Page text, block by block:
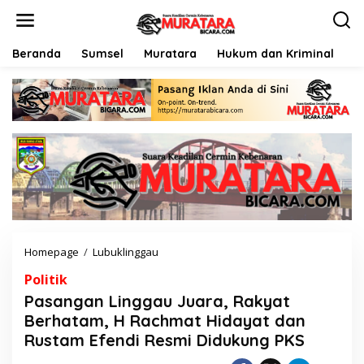
Beranda Sumsel Muratara Hukum dan Kriminal
Homepage / Lubuklinggau
a
n
g
a
Politik
Pasangan Linggau Juara, Rakyat
Berhatam, H Rachmat Hidayat dan
Rustam Efendi Resmi Didukung PKS